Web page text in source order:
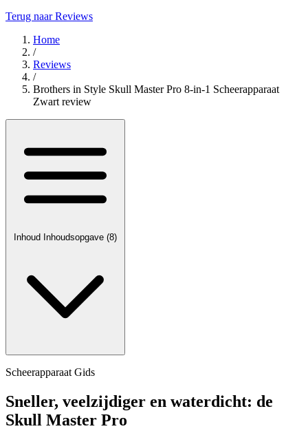
Terug naar Reviews
Home
/
Reviews
/
Brothers in Style Skull Master Pro 8-in-1 Scheerapparaat
Zwart review
Inhoud Inhoudsopgave (8)
Scheerapparaat Gids
Sneller, veelzijdiger en waterdicht: de
Skull Master Pro